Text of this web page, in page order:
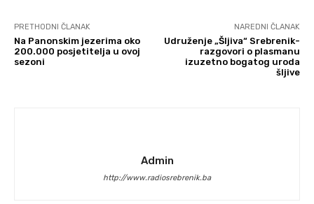
PRETHODNI ČLANAK
Na Panonskim jezerima oko
200.000 posjetitelja u ovoj
sezoni
NAREDNI ČLANAK
Udruženje „Šljiva“ Srebrenik-
razgovori o plasmanu
izuzetno bogatog uroda
šljive
Admin
http://www.radiosrebrenik.ba